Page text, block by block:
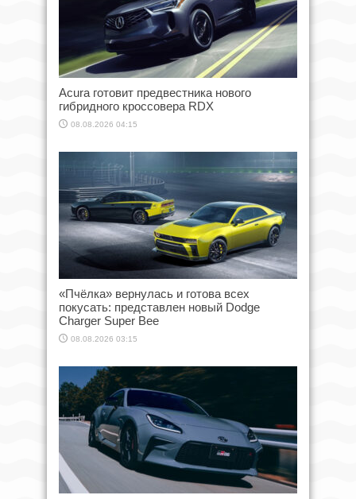
Acura готовит предвестника нового
гибридного кроссовера RDX
08.08.2026 04:15
«Пчёлка» вернулась и готова всех
покусать: представлен новый Dodge
Charger Super Bee
08.08.2026 03:15